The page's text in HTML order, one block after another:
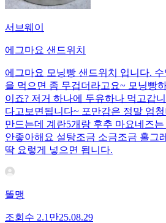
서브웨이
에그마요 샌드위치
에그마요 모닝빵 샌드위치 입니다.
을 먹으면 좀 무겁더라고요~ 모닝빵
이죠? 저거 하나에 두유하나 먹고갑
다고보면됩니다~ 포만감은 정말 엄
만드는데 계란5개랑 후추 마요네즈
안좋아해요 설탕조금 소금조금 홀그
딱 요렇게 넣으면 됩니다.
똘맹
조회수 2.1만25.08.29